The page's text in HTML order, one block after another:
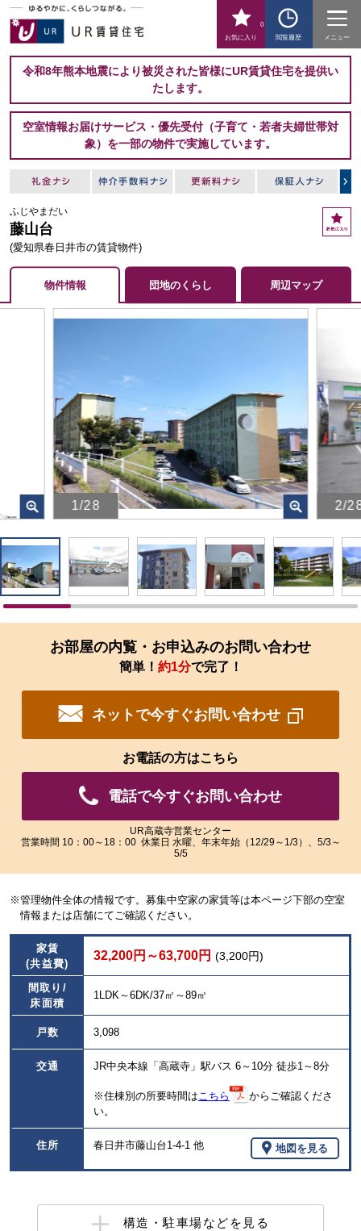
お気に入り
0
閲覧履歴
メニュー
令和8年熊本地震により被災された皆様にUR賃貸住宅を提供い
たします。
空室情報お届けサービス・優先受付（子育て・若者夫婦世帯対
象）を一部の物件で実施しています。
ふじやまだい
藤山台
(愛知県春日井市の賃貸物件)
お
気
物件情報 団地のくらし 周辺マップ
1/28
画
を
ク
リ
す
拡
大
さ
い
だ
ま
す。
2/
画
像
を
ク
リ
拡
い
だ
ま
お部屋の内覧・お申込みのお問い合わせ
簡単！ 約1分で完了！
ネットで今すぐお問い合わせ
お電話の方はこちら
電話で今すぐお問い合わせ
UR高蔵寺営業センター
営業時間 10：00～18：00 休業日 水曜、年末年始（12/29～1/3）、5/3～
5/5
※管理物件全体の情報です。募集中空家の家賃等は本ページ下部の空室
情報または店舗にてご確認ください。
家賃
(共益費)
32,200円～63,700円 (3,200円)
間取り/
床面積
1LDK～6DK/37㎡～89㎡
戸数 3,098
交通 JR中央本線「高蔵寺」駅バス 6～10分 徒歩1～8分
※住棟別の所要時間は こちら
からご確認くださ
い。
住所 春日井市藤山台1-4-1 他 地図を見る
構造・駐車場などを見る